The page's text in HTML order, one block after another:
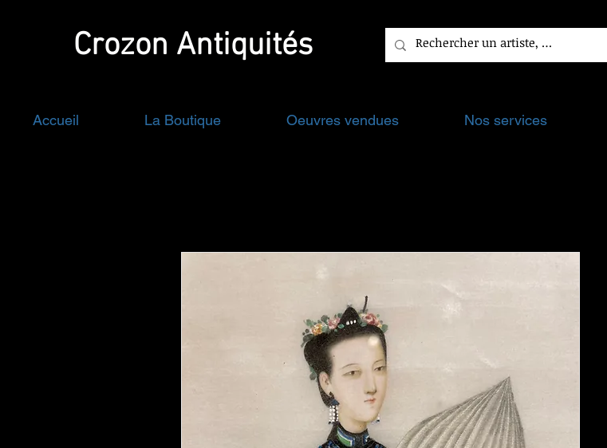
Crozon Antiquités
Accueil La Boutique Oeuvres vendues Nos services